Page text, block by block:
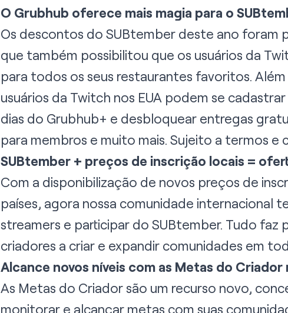
O Grubhub oferece mais magia para o
Os descontos do SUBtember deste ano foram
que também possibilitou que os usuários da
para todos os seus restaurantes favoritos.
usuários da Twitch nos EUA podem se cadastrar
dias do Grubhub+ e desbloquear entregas
para membros e muito mais. Sujeito a termos e
SUBtember + preços de inscrição locais =
Com a disponibilização de novos preços de
países, agora nossa comunidade internacional
streamers e participar do SUBtember. Tudo faz
criadores a criar e expandir comunidades em
Alcance novos níveis com as Metas do
As Metas do Criador são um recurso novo,
monitorar e alcançar metas com suas